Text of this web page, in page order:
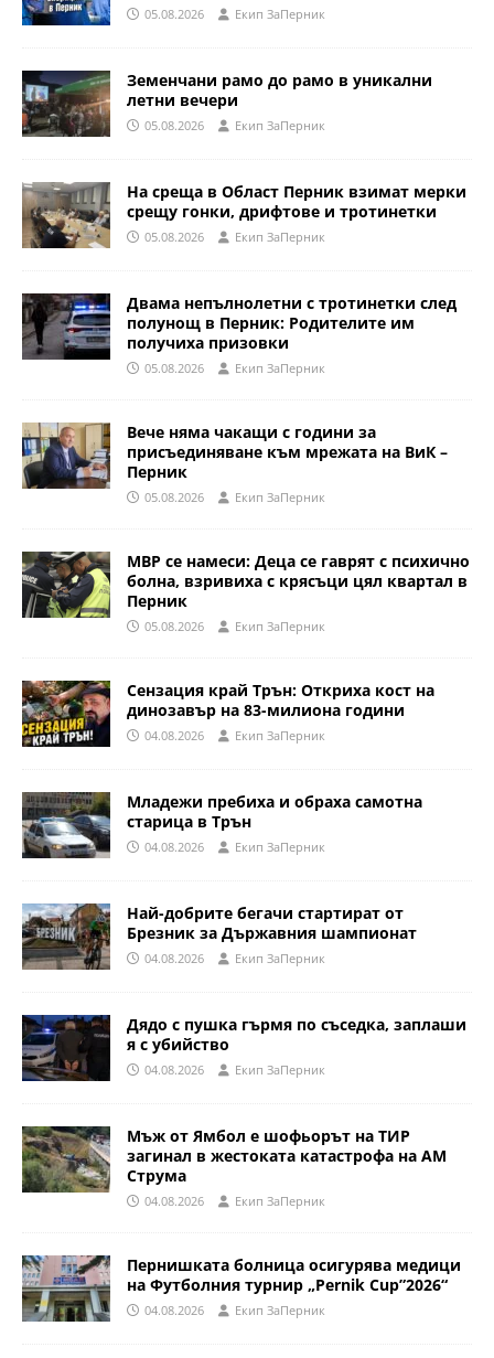
05.08.2026 Eкип ЗаПерник
Земенчани рамо до рамо в уникални
летни вечери
05.08.2026 Eкип ЗаПерник
На среща в Област Перник взимат мерки
срещу гонки, дрифтове и тротинетки
05.08.2026 Eкип ЗаПерник
Двама непълнолетни с тротинетки след
полунощ в Перник: Родителите им
получиха призовки
05.08.2026 Eкип ЗаПерник
Вече няма чакащи с години за
присъединяване към мрежата на ВиК –
Перник
05.08.2026 Eкип ЗаПерник
МВР се намеси: Деца се гаврят с психично
болна, взривиха с крясъци цял квартал в
Перник
05.08.2026 Eкип ЗаПерник
Сензация край Трън: Откриха кост на
динозавър на 83-милиона години
04.08.2026 Eкип ЗаПерник
Младежи пребиха и обраха самотна
старица в Трън
04.08.2026 Eкип ЗаПерник
Най-добрите бегачи стартират от
Брезник за Държавния шампионат
04.08.2026 Eкип ЗаПерник
Дядо с пушка гърмя по съседка, заплаши
я с убийство
04.08.2026 Eкип ЗаПерник
Мъж от Ямбол е шофьорът на ТИР
загинал в жестоката катастрофа на АМ
Струма
04.08.2026 Eкип ЗаПерник
Пернишката болница осигурява медици
на Футболния турнир „Pernik Cup”2026“
04.08.2026 Eкип ЗаПерник